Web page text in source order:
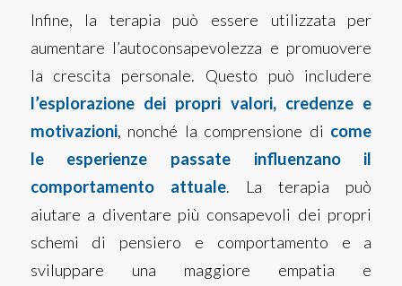
Infine, la terapia può essere utilizzata per
aumentare l’autoconsapevolezza e promuovere
la crescita personale. Questo può includere
l’esplorazione dei propri valori, credenze e
motivazioni, nonché la comprensione di come
le esperienze passate influenzano il
comportamento attuale. La terapia può
aiutare a diventare più consapevoli dei propri
schemi di pensiero e comportamento e a
sviluppare una maggiore empatia e